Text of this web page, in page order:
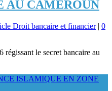
AU CAMEROUN
Droit bancaire et financier| 0
le secret bancaire au